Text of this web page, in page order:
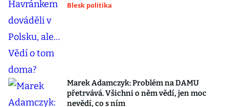
Blesk politika
Marek Adamczyk: Problém na DAMU
přetrvává. Všichni o něm vědí, jen moc
nevědí, co s ním